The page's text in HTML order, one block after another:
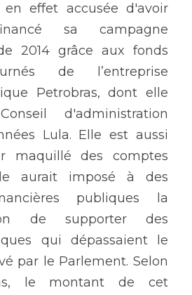
en effet accusée d'avoir
sa campagne
2014 grâce aux fonds
de l’entreprise
Petrobras, dont elle
d'administration
Lula. Elle est aussi
maquillé des comptes
aurait imposé à des
publiques la
de supporter des
qui dépassaient le
par le Parlement. Selon
le montant de cet